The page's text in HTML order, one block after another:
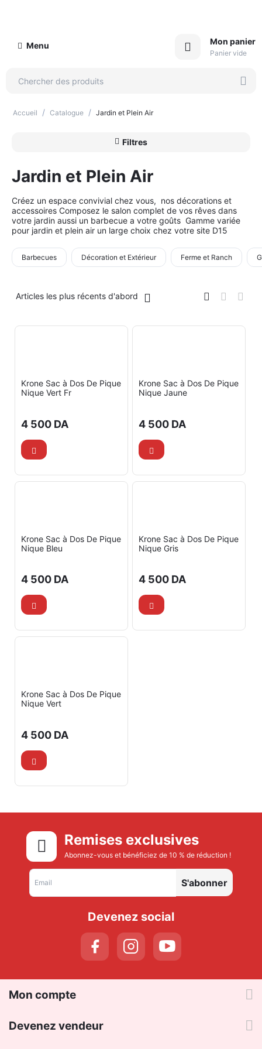
Menu Mon panier
Panier vide
Accueil / Catalogue / Jardin et Plein Air
Filtres
Jardin et Plein Air
Créez un espace convivial chez vous, nos décorations et
accessoires Composez le salon complet de vos rêves dans
votre jardin aussi un barbecue a votre goûts Gamme variée
pour jardin et plein air un large choix chez votre site D15
Barbecues Décoration et Extérieur Ferme et Ranch
Articles les plus récents d'abord
Krone Sac à Dos De Pique
Nique Vert Fr
4 500 DA
Krone Sac à Dos De Pique
Nique Jaune
4 500 DA
Krone Sac à Dos De Pique
Nique Bleu
4 500 DA
Krone Sac à Dos De Pique
Nique Gris
4 500 DA
Krone Sac à Dos De Pique
Nique Vert
4 500 DA
Remises exclusives
Abonnez-vous et bénéficiez de 10 % de réduction !
S'abonner
Devenez social
Mon compte
Devenez vendeur